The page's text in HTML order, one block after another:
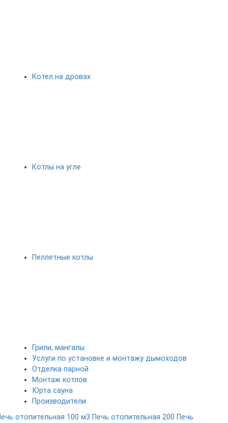
Котел на дровах
Котлы на угле
Пеллетные котлы
Грили, мангалы
Услуги по установке и монтажу дымоходов
Отделка парной
Монтаж котлов
Юрта сауна
Производители
отопительная 100 м3 Печь отопительная 200 Печь